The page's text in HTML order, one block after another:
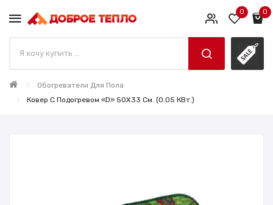
0 0
Обогреватели Для Пола
Ковер С Подогревом «D» 50X33 См. (0.05 КВт.)